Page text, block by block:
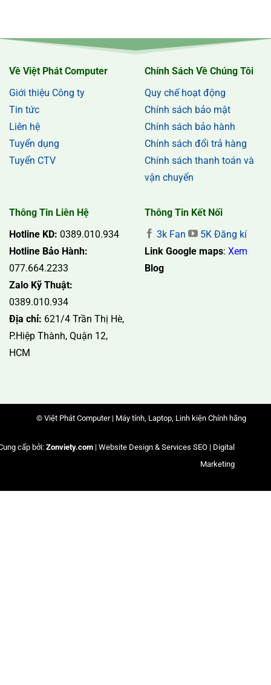
Về Việt Phát Computer
Giới thiệu Công ty
Tin tức
Liên hệ
Tuyển dụng
Tuyển CTV
Chính Sách Về Chúng Tôi
Quy chế hoạt động
Chính sách bảo mật
Chính sách bảo hành
Chính sách đổi trả hàng
Chính sách thanh toán và
vận chuyển
Thông Tin Liên Hệ
Hotline KD: 0389.010.934
Hotline Bảo Hành:
077.664.2233
Zalo Kỹ Thuật:
0389.010.934
Địa chỉ: 621/4 Trần Thị Hè,
P.Hiệp Thành, Quận 12,
HCM
Thông Tin Kết Nối
3k Fan
5K Đăng kí
Link Google maps: Xem
Blog
© Việt Phát Computer | Máy tính, Laptop, Linh kiện Chính hãng
cấp bởi: Zonviety.com | Website Design & Services SEO | Digital
Marketing